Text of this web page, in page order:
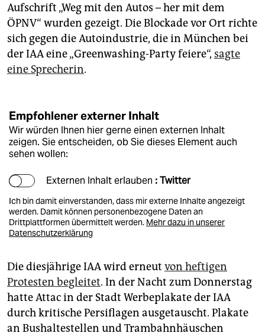
Aufschrift „Weg mit den Autos – her mit dem
ÖPNV“ wurden gezeigt. Die Blockade vor Ort richte
sich gegen die Autoindustrie, die in München bei
der IAA eine „Greenwashing-Party feiere“, sagte
eine Sprecherin.
Empfohlener externer Inhalt
Wir würden Ihnen hier gerne einen externen Inhalt
zeigen. Sie entscheiden, ob Sie dieses Element auch
sehen wollen:
Externen Inhalt erlauben : Twitter
Ich bin damit einverstanden, dass mir externe Inhalte angezeigt
werden. Damit können personenbezogene Daten an
Drittplattformen übermittelt werden. Mehr dazu in unserer
Datenschutzerklärung
Die diesjährige IAA wird erneut von heftigen
Protesten begleitet. In der Nacht zum Donnerstag
hatte Attac in der Stadt Werbeplakate der IAA
durch kritische Persiflagen ausgetauscht. Plakate
an Bushaltestellen und Trambahnhäuschen